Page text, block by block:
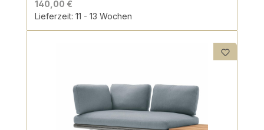
140,00 €
Lieferzeit: 11 - 13 Wochen